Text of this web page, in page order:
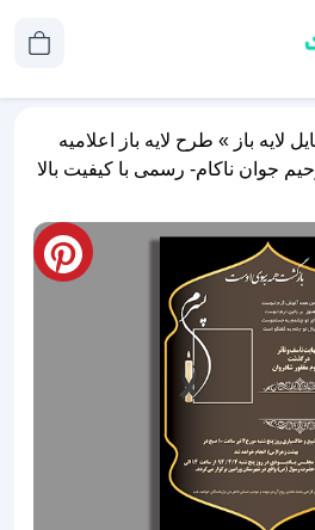
لایه باز » طرح لایه باز اعلامیه
جوان ناکام- رسمی با کیفیت بالا